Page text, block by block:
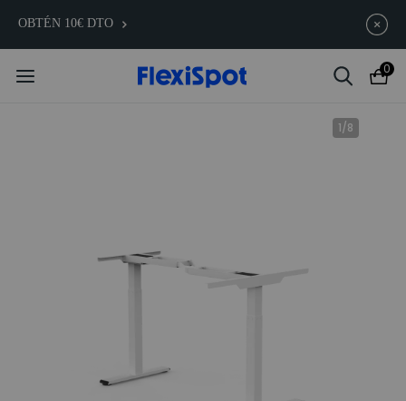
Compra antes, ahorra más | E7
Plus -200 €
: 17
0
1/8
OBTÉN 10€ DTO